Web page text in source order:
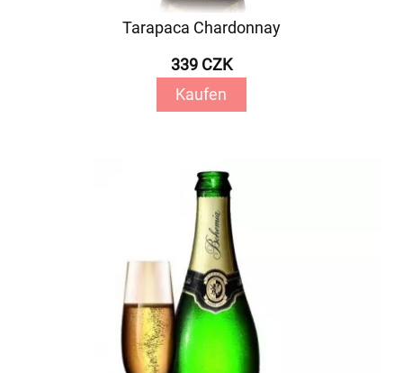
Tarapaca Chardonnay
339 CZK
Kaufen